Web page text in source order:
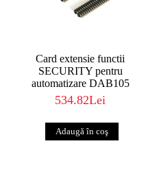
Card extensie functii
SECURITY pentru
automatizare DAB105
534.82Lei